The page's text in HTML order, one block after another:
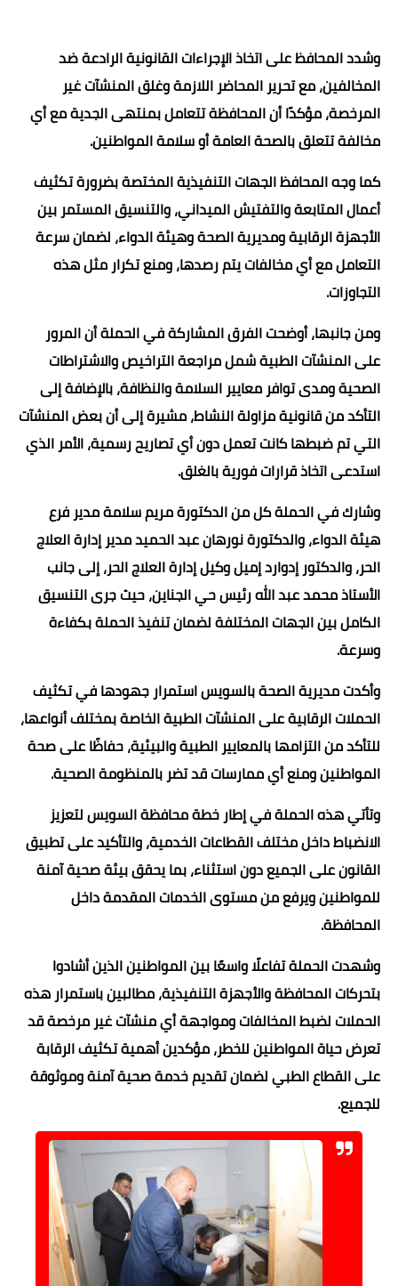
وشدد المحافظ على اتخاذ الإجراءات القانونية الرادعة ضد
المخالفين، مع تحرير المحاضر اللازمة وغلق المنشآت غير
المرخصة، مؤكدًا أن المحافظة تتعامل بمنتهى الجدية مع أي
مخالفة تتعلق بالصحة العامة أو سلامة المواطنين.
كما وجه المحافظ الجهات التنفيذية المختصة بضرورة تكثيف
أعمال المتابعة والتفتيش الميداني، والتنسيق المستمر بين
الأجهزة الرقابية ومديرية الصحة وهيئة الدواء، لضمان سرعة
التعامل مع أي مخالفات يتم رصدها، ومنع تكرار مثل هذه
التجاوزات.
ومن جانبها، أوضحت الفرق المشاركة في الحملة أن المرور
على المنشآت الطبية شمل مراجعة التراخيص والاشتراطات
الصحية ومدى توافر معايير السلامة والنظافة، بالإضافة إلى
التأكد من قانونية مزاولة النشاط، مشيرة إلى أن بعض المنشآت
التي تم ضبطها كانت تعمل دون أي تصاريح رسمية، الأمر الذي
استدعى اتخاذ قرارات فورية بالغلق.
وشارك في الحملة كل من الدكتورة مريم سلامة مدير فرع
هيئة الدواء، والدكتورة نورهان عبد الحميد مدير إدارة العلاج
الحر، والدكتور إدوارد إميل وكيل إدارة العلاج الحر، إلى جانب
الأستاذ محمد عبد الله رئيس حي الجناين، حيث جرى التنسيق
الكامل بين الجهات المختلفة لضمان تنفيذ الحملة بكفاءة
وسرعة.
وأكدت مديرية الصحة بالسويس استمرار جهودها في تكثيف
الحملات الرقابية على المنشآت الطبية الخاصة بمختلف أنواعها،
للتأكد من التزامها بالمعايير الطبية والبيئية، حفاظًا على صحة
المواطنين ومنع أي ممارسات قد تضر بالمنظومة الصحية.
وتأتي هذه الحملة في إطار خطة محافظة السويس لتعزيز
الانضباط داخل مختلف القطاعات الخدمية، والتأكيد على تطبيق
القانون على الجميع دون استثناء، بما يحقق بيئة صحية آمنة
للمواطنين ويرفع من مستوى الخدمات المقدمة داخل
المحافظة.
وشهدت الحملة تفاعلًا واسعًا بين المواطنين الذين أشادوا
بتحركات المحافظة والأجهزة التنفيذية، مطالبين باستمرار هذه
الحملات لضبط المخالفات ومواجهة أي منشآت غير مرخصة قد
تعرض حياة المواطنين للخطر، مؤكدين أهمية تكثيف الرقابة
على القطاع الطبي لضمان تقديم خدمة صحية آمنة وموثوقة
للجميع.